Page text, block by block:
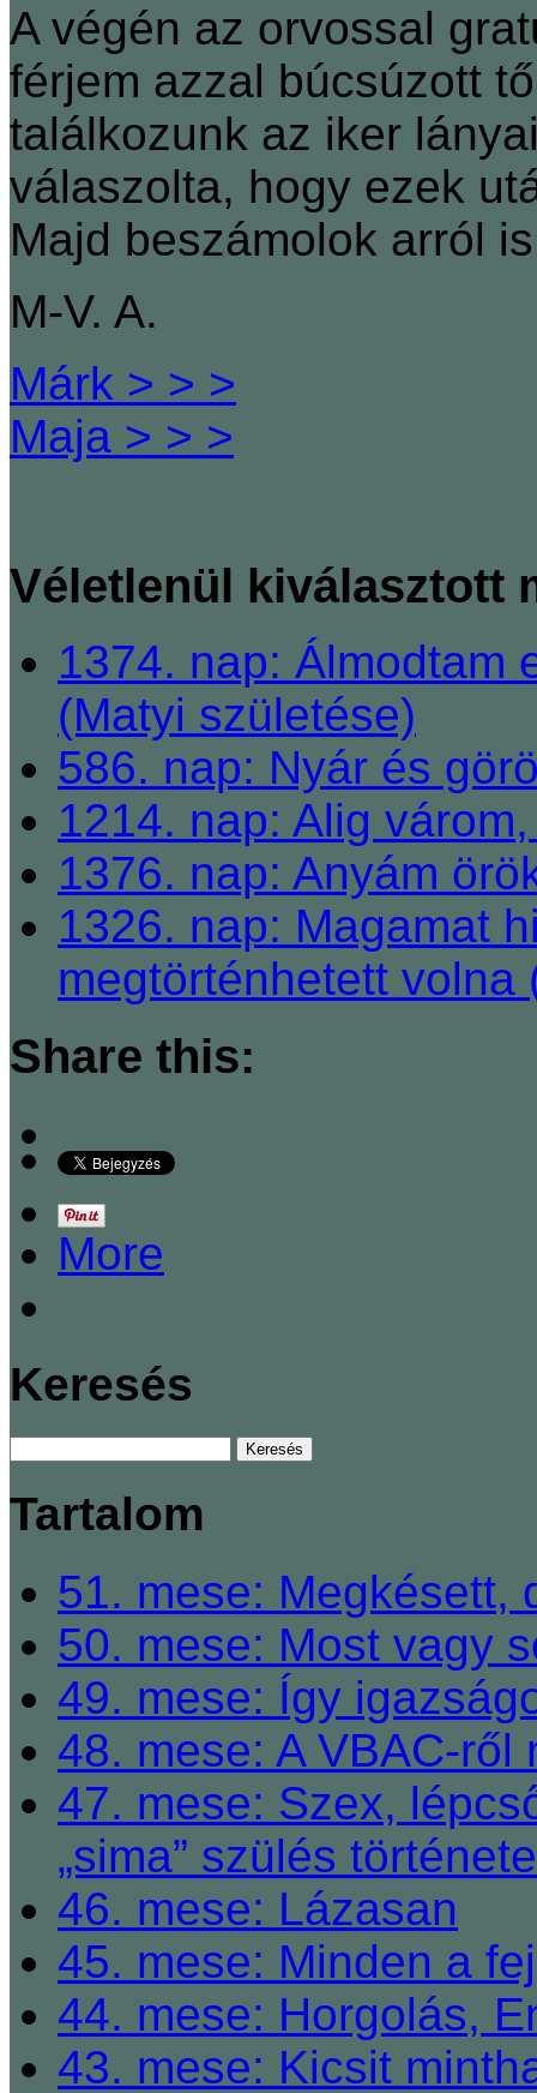
A végén az orvossal
férjem azzal búcsúzott
találkozunk az iker
válaszolta, hogy ezek
Majd beszámolok arról
M-V. A.
Márk > > >
Maja > > >
Véletlenül kiválasztott
1374. nap:
(Matyi születése)
586. nap: Nyár és
1214. nap: Alig
1376. nap: Anyám
1326. nap: Magamat
megtörténhetett volna
Share this:
More
Keresés
Tartalom
51. mese: Megkésett,
50. mese: Most vagy
49. mese: Így
48. mese: A VBAC-
47. mese: Szex,
„sima” szülés
46. mese: Lázasan
45. mese: Minden a
44. mese: Horgolás,
43. mese: Kicsit